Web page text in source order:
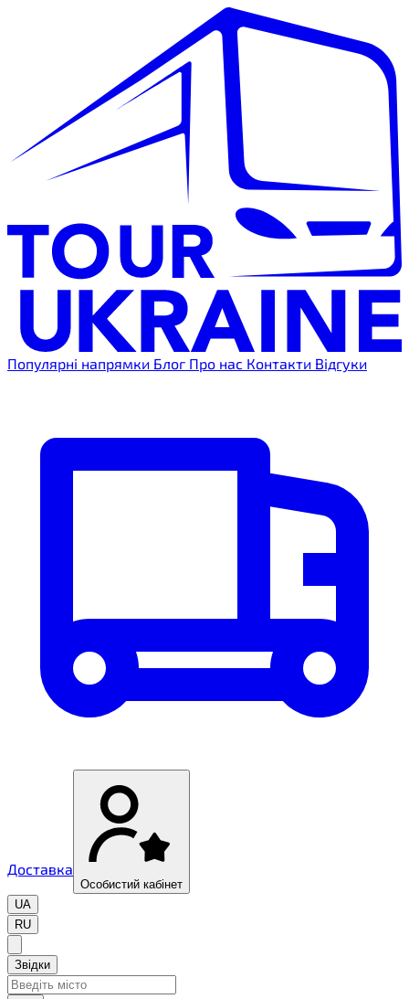
Популярні напрямки Блог Про нас Контакти Відгуки
Доставка
Особистий кабінет
UA
RU
Звідки